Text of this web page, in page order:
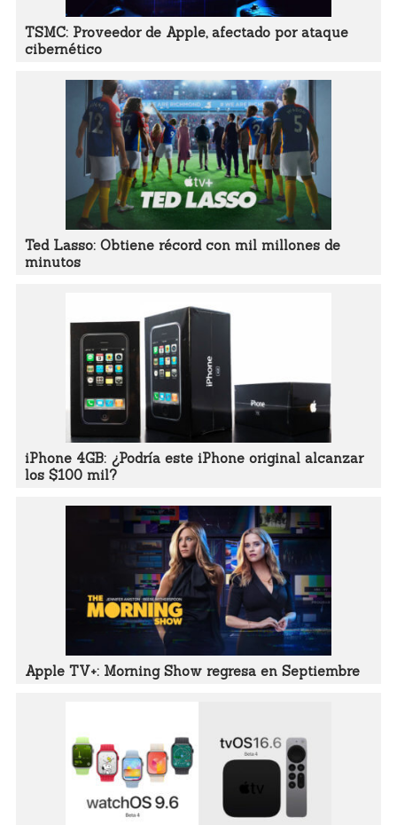
TSMC: Proveedor de Apple, afectado por ataque
cibernético
Ted Lasso: Obtiene récord con mil millones de
minutos
iPhone 4GB: ¿Podría este iPhone original alcanzar
los $100 mil?
Apple TV+: Morning Show regresa en Septiembre